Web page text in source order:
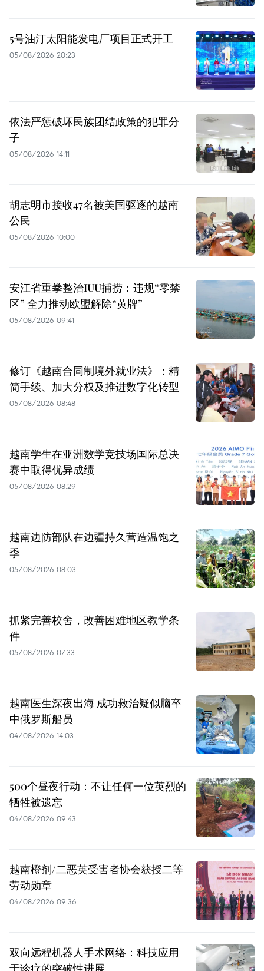
5号油汀太阳能发电厂项目正式开工
05/08/2026 20:23
依法严惩破坏民族团结政策的犯罪分
子
05/08/2026 14:11
胡志明市接收47名被美国驱逐的越南
公民
05/08/2026 10:00
安江省重拳整治IUU捕捞：违规“零禁
区” 全力推动欧盟解除“黄牌”
05/08/2026 09:41
修订《越南合同制境外就业法》：精
简手续、加大分权及推进数字化转型
05/08/2026 08:48
越南学生在亚洲数学竞技场国际总决
赛中取得优异成绩
05/08/2026 08:29
越南边防部队在边疆持久营造温饱之
季
05/08/2026 08:03
抓紧完善校舍，改善困难地区教学条
件
05/08/2026 07:33
越南医生深夜出海 成功救治疑似脑卒
中俄罗斯船员
04/08/2026 14:03
500个昼夜行动：不让任何一位英烈的
牺牲被遗忘
04/08/2026 09:43
越南橙剂/二恶英受害者协会获授二等
劳动勋章
04/08/2026 09:36
双向远程机器人手术网络：科技应用
于诊疗的突破性进展